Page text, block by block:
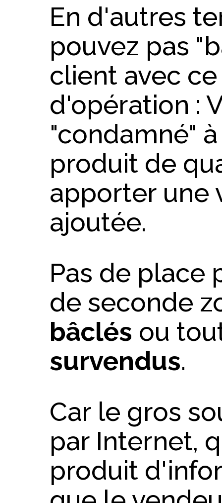
En d'autres
pouvez pas
client avec
d'opération :
"condamné"
produit de
apporter une
ajoutée.
Pas de place
de seconde
bâclés ou
survendus.
Car le gros
par Internet,
produit